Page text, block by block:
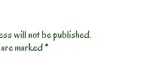
will not be published.
marked*